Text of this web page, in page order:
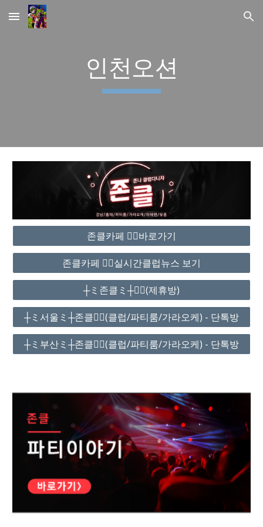
Skip to main content Skip to navigation
인천오션
존클카페 ❤️‍🔥바로가기
존클카페 ❤️‍🔥실시간클럽뉴스 보기
┼ミ존클ミ┼❤️‍🔥(제휴방)
┼ミ서울ミ┼존클❤️‍🔥(클럽/파티룸/가라오케) - 단톡방
┼ミ부산ミ┼존클❤️‍🔥(클럽/파티룸/가라오케) - 단톡방